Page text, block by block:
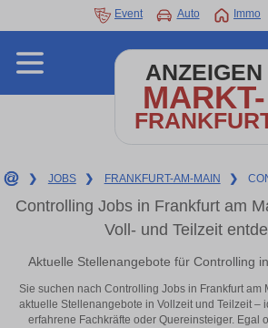
Event Auto Immo
ANZEIGEN
MARKT-
❯ JOBS ❯ FRANKFURT-AM-MAIN ❯
Controlling Jobs in Frankfurt am
Voll- und Teilzeit
Aktuelle Stellenangebote für Controlling
Sie suchen nach Controlling Jobs in Frankfurt am
aktuelle Stellenangebote in Vollzeit und Teilzeit –
erfahrene Fachkräfte oder Quereinsteiger. Egal